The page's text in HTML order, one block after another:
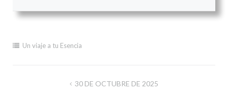
Un viaje a tu Esencia
Navegación 30 DE OCTUBRE DE 2025